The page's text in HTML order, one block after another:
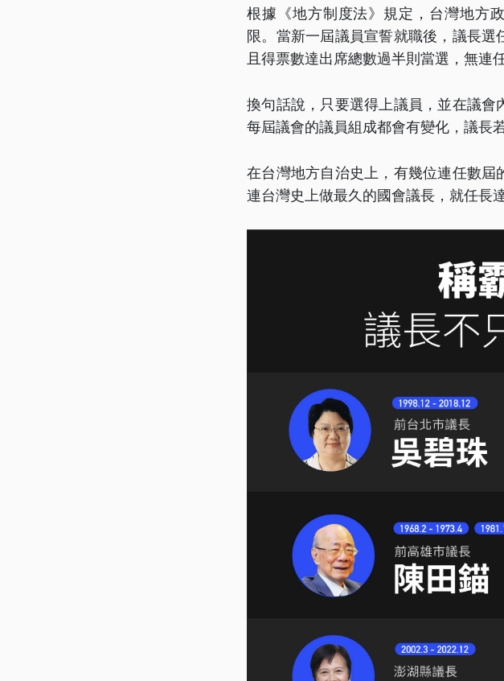
根據《地方制度法》規定，台灣地方
限。當新一屆議員宣誓就職後，議長選
且得票數達出席總數過半則當選，無連
換句話說，只要選得上議員，並在議
每屆議會的議員組成都會有變化，議長
在台灣地方自治史上，有幾位連任數屆
連台灣史上做最久的國會議長，就任長